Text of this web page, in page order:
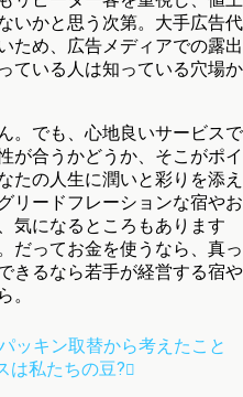
いかと思う次第。大手広告代
ため、広告メディアでの露出
ている人は知っている穴場か
。でも、心地良いサービスで
が合うかどうか、そこがポイ
たの人生に潤いと彩りを添え
リードフレーションな宿やお
気になるところもあります
だってお金を使うなら、真っ
きるなら若手が経営する宿や
。
ッキン取替から考えたこと
は私たちの豆?